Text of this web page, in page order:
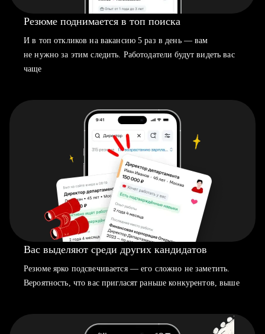
Резюме поднимается в топ поиска
И в топ откликов на вакансию 5 раз в день — вам
не нужно за этим следить. Работодатели будут видеть вас
чаще
Вас выделяют среди других кандидатов
Резюме ярко подсвечивается — его сложно не заметить.
Вероятность, что вас пригласят раньше конкурентов, выше